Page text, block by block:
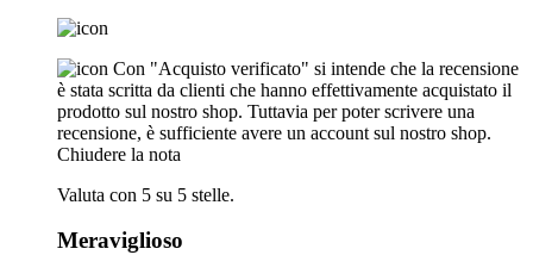
Con "Acquisto verificato" si intende che la recensione
è stata scritta da clienti che hanno effettivamente acquistato il
prodotto sul nostro shop. Tuttavia per poter scrivere una
recensione, è sufficiente avere un account sul nostro shop.
Chiudere la nota
Valuta con 5 su 5 stelle.
Meraviglioso